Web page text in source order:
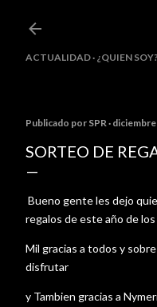
ACTUALIDAD ¿QUIEN
Publicado por SPR
SORTEO DE
Bueno gente les dejo
regalos de este año de los
Mil gracias a todos y
disfrutar
y Tambien gracias a